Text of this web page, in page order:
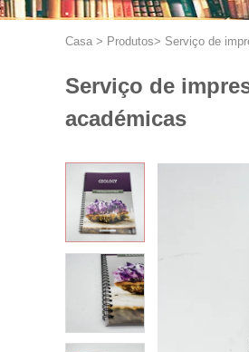
Casa > Produtos> Serviço de
Serviço de
académicas